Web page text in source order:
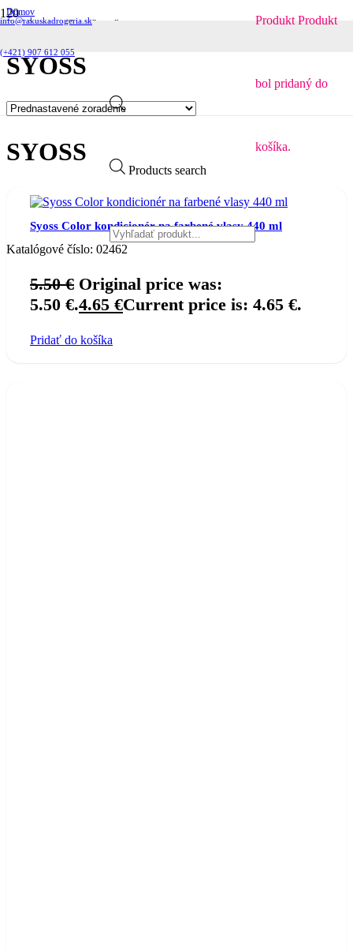
info@rakuskadrogeria.sk
(+421) 907 612 055
Products search
Produkt Produkt
bol pridaný do
košíka.
Domov
Produkty so značkou “Syoss”
SYOSS
SYOSS
Syoss Color kondicionér na farbené vlasy 440 ml
Katalógové číslo: 02462
5.50€ Original price was:
5.50 €.4.65 €Current price is: 4.65 €.
Pridať do košíka